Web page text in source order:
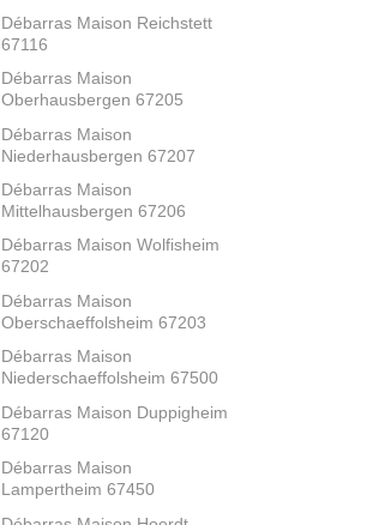
Débarras Maison Reichstett
67116
Débarras Maison
Oberhausbergen 67205
Débarras Maison
Niederhausbergen 67207
Débarras Maison
Mittelhausbergen 67206
Débarras Maison Wolfisheim
67202
Débarras Maison
Oberschaeffolsheim 67203
Débarras Maison
Niederschaeffolsheim 67500
Débarras Maison Duppigheim
67120
Débarras Maison
Lampertheim 67450